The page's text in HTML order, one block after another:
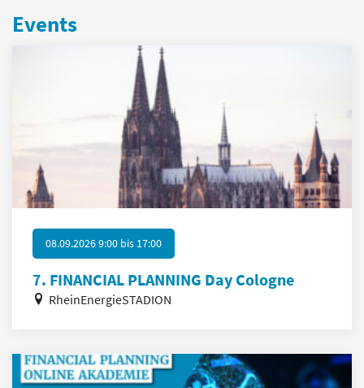
Events
08.09.2026 9:00 bis 17:00
7. FINANCIAL PLANNING Day Cologne
RheinEnergieSTADION